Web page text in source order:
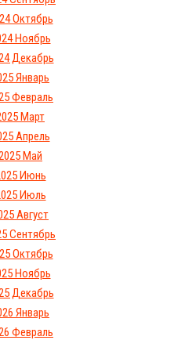
Октябрь
Ноябрь
Декабрь
Январь
Февраль
Март
Апрель
Май
Июнь
Июль
Август
Сентябрь
Октябрь
Ноябрь
Декабрь
Январь
Февраль